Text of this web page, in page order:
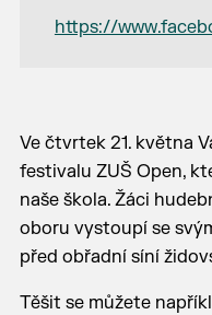
https://
Ve čtvrtek 21. května
festivalu ZUŠ Open,
naše škola. Žáci
oboru vystoupí se
před obřadní síní
Těšit se můžete